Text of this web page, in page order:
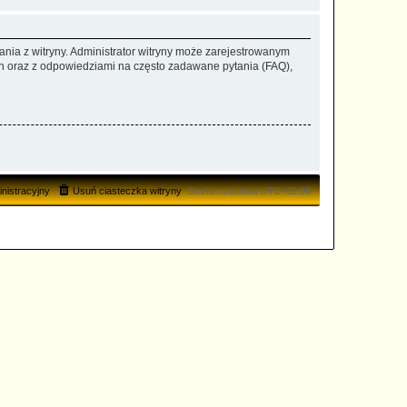
z witryny. Administrator witryny może zarejestrowanym
z odpowiedziami na często zadawane pytania (FAQ),
Strefa czasowaUTC+02:00
Usuń ciasteczka witryny